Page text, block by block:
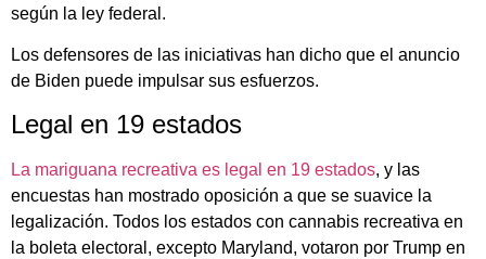
según la ley federal.
Los defensores de las iniciativas han dicho que el anuncio
de Biden puede impulsar sus esfuerzos.
Legal en 19 estados
La mariguana recreativa es legal en 19 estados, y las
encuestas han mostrado oposición a que se suavice la
legalización. Todos los estados con cannabis recreativa en
la boleta electoral, excepto Maryland, votaron por Trump en